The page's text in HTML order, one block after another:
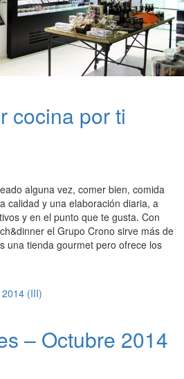
cocina por ti
alguna vez, comer bien, comida
calidad y una elaboración diaria, a
y en el punto que te gusta. Con
el Grupo Crono sirve más de
una tienda gourmet pero ofrece los
– Octubre 2014